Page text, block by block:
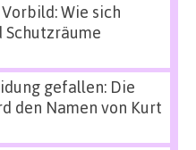
Wie sich
Schutzräume
gefallen: Die
den Namen von Kurt